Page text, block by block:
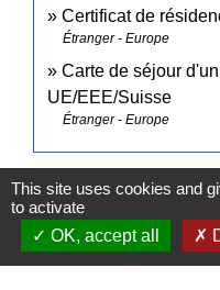
Certificat de
Étranger - Europe
Carte de séjour
UE/EEE/Suisse
Étranger - Europe
Pour en savoir
Welcome to
This site uses cookies and
to activate
OK, accept all